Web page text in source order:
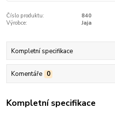
Číslo produktu:
840
Výrobce:
Jaja
Kompletní specifikace
Komentáře 0
Kompletní specifikace